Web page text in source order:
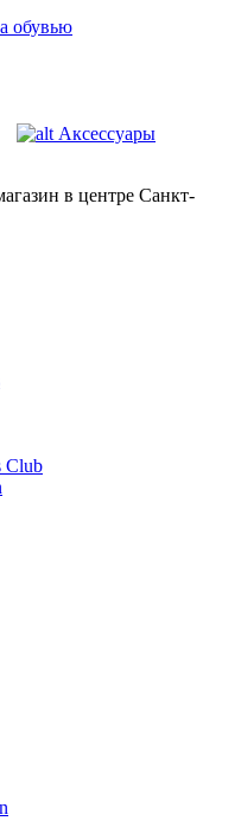
обувью
Аксессуары
в центре Санкт-
Club